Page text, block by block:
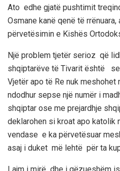
Ato edhe gjatë pushtimit
Osmane kanë qenë të rrënuara,
përvetësimin e Kishës
Një problem tjetër serioz që
shqiptarëve të Tivarit është
Vjetër apo të Re nuk meshohet
ndodhur sepse një numër i
shqiptar ose me prejardhje
deklarohen si kroat apo katolik
vendase e ka përvetësuar
asaj i duket më lehtë për ta